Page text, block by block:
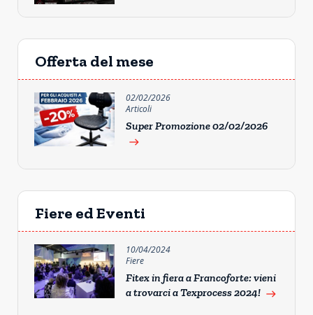
Offerta del mese
02/02/2026
Articoli
Super Promozione 02/02/2026
east
Fiere ed Eventi
10/04/2024
Fiere
Fitex in fiera a Francoforte: vieni
a trovarci a Texprocess 2024! east